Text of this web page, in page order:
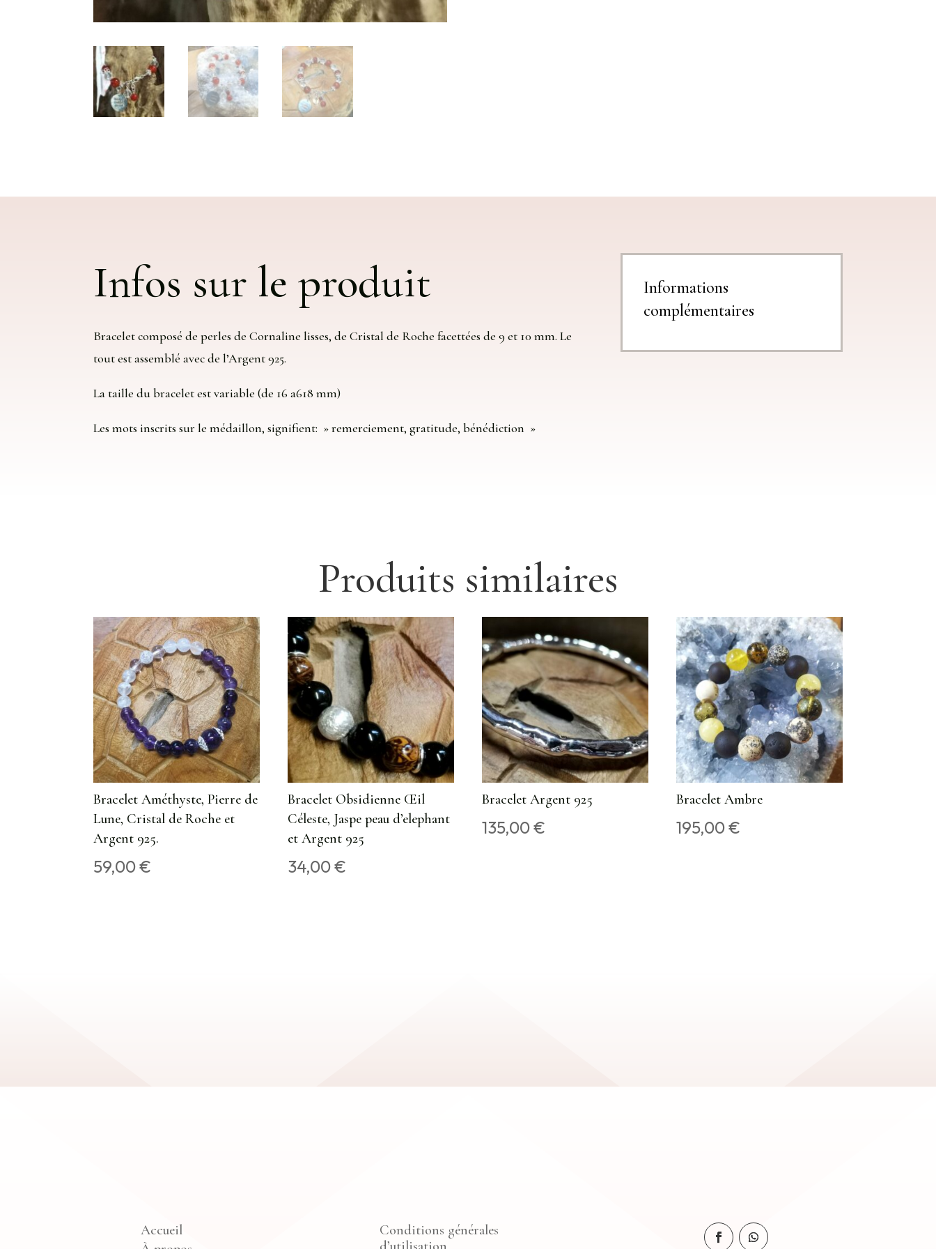
Infos sur le produit
Bracelet composé de perles de Cornaline lisses, de Cristal de Roche facettées de 9 et 10 mm. Le
tout est assemblé avec de l’Argent 925.
La taille du bracelet est variable (de 16 a618 mm)
Les mots inscrits sur le médaillon, signifient: » remerciement, gratitude, bénédiction »
Informations
complémentaires
Produits similaires
Bracelet Améthyste, Pierre de
Lune, Cristal de Roche et
Argent 925.
59,00€
Bracelet Obsidienne Œil
Céleste, Jaspe peau d’elephant
et Argent 925
34,00€
Bracelet Argent 925
135,00€
Bracelet Ambre
195,00€
Accueil
Conditions générales